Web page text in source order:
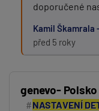
doporučené
Kamil Škamrala
před 5 roky
genevo- Polsko
NASTAVENÍ